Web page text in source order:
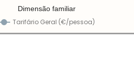
Tarifário Geral (€/pessoa)
Dimensão familiar